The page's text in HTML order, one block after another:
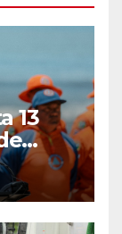
13